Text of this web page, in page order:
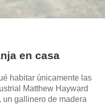
en casa
habitar únicamente las
Matthew Hayward
, un gallinero de madera